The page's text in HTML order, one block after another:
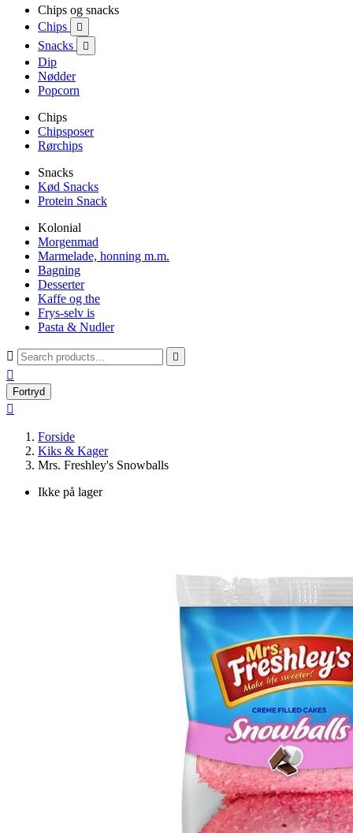
Chips og snacks
Chips

Snacks 
Dip
Nødder
Popcorn
Chips
Chipsposer
Rørchips
Snacks
Kød Snacks
Protein Snack
Kolonial
Morgenmad
Marmelade, honning m.m.
Bagning
Desserter
Kaffe og the
Frys-selv is
Pasta & Nudler
 

Fortryd

Forside
Kiks & Kager
Mrs. Freshley's Snowballs
Ikke på lager